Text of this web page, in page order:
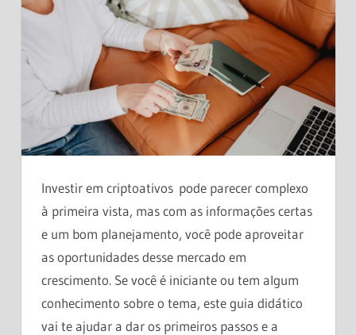
Investir em criptoativos pode parecer complexo
à primeira vista, mas com as informações certas
e um bom planejamento, você pode aproveitar
as oportunidades desse mercado em
crescimento. Se você é iniciante ou tem algum
conhecimento sobre o tema, este guia didático
vai te ajudar a dar os primeiros passos e a